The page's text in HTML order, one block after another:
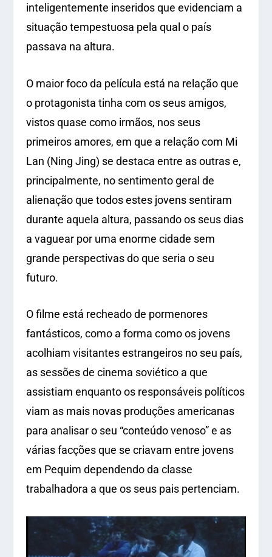
inteligentemente inseridos que evidenciam a
situação tempestuosa pela qual o país
passava na altura.
O maior foco da película está na relação que
o protagonista tinha com os seus amigos,
vistos quase como irmãos, nos seus
primeiros amores, em que a relação com Mi
Lan (Ning Jing) se destaca entre as outras e,
principalmente, no sentimento geral de
alienação que todos estes jovens sentiram
durante aquela altura, passando os seus dias
a vaguear por uma enorme cidade sem
grande perspectivas do que seria o seu
futuro.
O filme está recheado de pormenores
fantásticos, como a forma como os jovens
acolhiam visitantes estrangeiros no seu país,
as sessões de cinema soviético a que
assistiam enquanto os responsáveis políticos
viam as mais novas produções americanas
para analisar o seu “conteúdo venoso” e as
várias facções que se criavam entre jovens
em Pequim dependendo da classe
trabalhadora a que os seus pais pertenciam.